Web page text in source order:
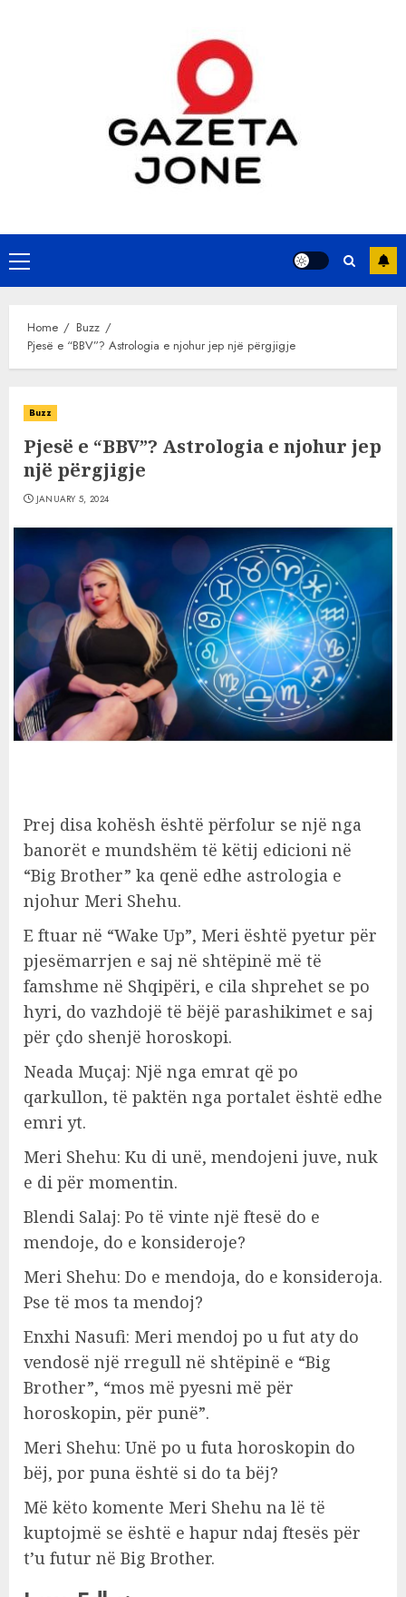
Primary
Menu
Home
Buzz
Pjesë e “BBV”? Astrologia e njohur jep një përgjigje
Buzz
Pjesë e “BBV”? Astrologia e njohur jep
një përgjigje
JANUARY 5, 2024
Prej disa kohësh është përfolur se një nga
banorët e mundshëm të këtij edicioni në
“Big Brother” ka qenë edhe astrologia e
njohur Meri Shehu.
E ftuar në “Wake Up”, Meri është pyetur për
pjesëmarrjen e saj në shtëpinë më të
famshme në Shqipëri, e cila shprehet se po
hyri, do vazhdojë të bëjë parashikimet e saj
për çdo shenjë horoskopi.
Neada Muçaj: Një nga emrat që po
qarkullon, të paktën nga portalet është edhe
emri yt.
Meri Shehu: Ku di unë, mendojeni juve, nuk
e di për momentin.
Blendi Salaj: Po të vinte një ftesë do e
mendoje, do e konsideroje?
Meri Shehu: Do e mendoja, do e konsideroja.
Pse të mos ta mendoj?
Enxhi Nasufi: Meri mendoj po u fut aty do
vendosë një rregull në shtëpinë e “Big
Brother”, “mos më pyesni më për
horoskopin, për punë”.
Meri Shehu: Unë po u futa horoskopin do
bëj, por puna është si do ta bëj?
Më këto komente Meri Shehu na lë të
kuptojmë se është e hapur ndaj ftesës për
t’u futur në Big Brother.